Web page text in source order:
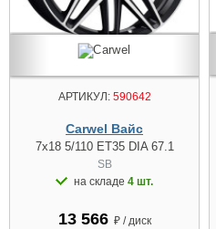
АРТИКУЛ:590642
Carwel Вайс
7x18 5/110 ET35 DIA 67.1
SB
на складе 4 шт.
13 566 ₽ / диск